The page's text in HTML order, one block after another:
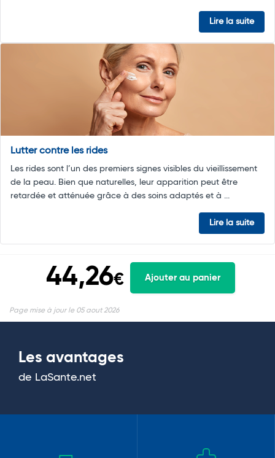
Lire la suite
Lutter contre les rides
Les rides sont l’un des premiers signes visibles du vieillissement
de la peau. Bien que naturelles, leur apparition peut être
retardée et atténuée grâce à des soins adaptés et à ...
Lire la suite
44,26€ Ajouter au panier
Page mise à jour le 05 aout 2026
Les avantages
de LaSante.net